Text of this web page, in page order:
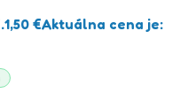
1,50 €Aktuálna cena je: